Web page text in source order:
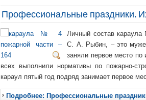
Профессиональные праздники.
Личный состав караула
С. А. Рыбин, – это
заняли первое место по
всех выполнили нормативы по пожарно-
караул пятый год подряд занимает первое
Подробнее: Профессиональные